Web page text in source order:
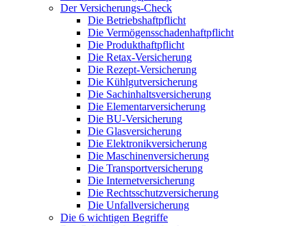
Der Versicherungs-Check
Die Betriebshaftpflicht
Die Vermögensschadenhaftpflicht
Die Produkthaftpflicht
Die Retax-Versicherung
Die Rezept-Versicherung
Die Kühlgutversicherung
Die Sachinhaltsversicherung
Die Elementarversicherung
Die BU-Versicherung
Die Glasversicherung
Die Elektronikversicherung
Die Maschinenversicherung
Die Transportversicherung
Die Internetversicherung
Die Rechtsschutzversicherung
Die Unfallversicherung
Die 6 wichtigen Begriffe